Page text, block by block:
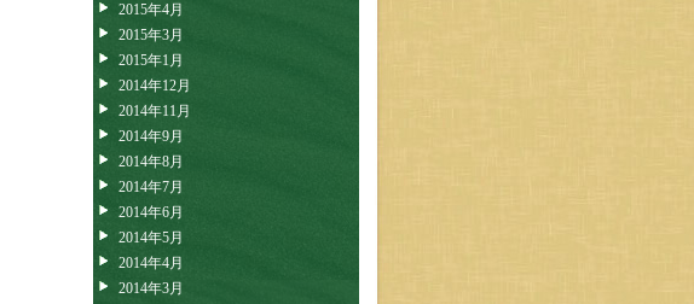
2015年4月
2015年3月
2015年1月
2014年12月
2014年11月
2014年9月
2014年8月
2014年7月
2014年6月
2014年5月
2014年4月
2014年3月